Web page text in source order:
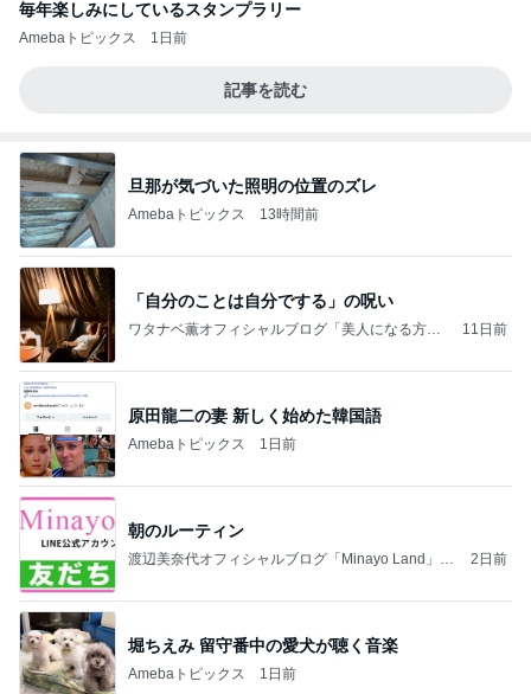
毎年楽しみにしているスタンプラリー
Amebaトピックス 1日前
記事を読む
旦那が気づいた照明の位置のズレ
Amebaトピックス 13時間前
「自分のことは自分でする」の呪い
ワタナベ薫オフィシャルブログ「美人になる方
11日前
原田龍二の妻 新しく始めた韓国語
Amebaトピックス 1日前
朝のルーティン
渡辺美奈代オフィシャルブログ「Minayo Land」P
2日前
堀ちえみ 留守番中の愛犬が聴く音楽
Amebaトピックス 1日前